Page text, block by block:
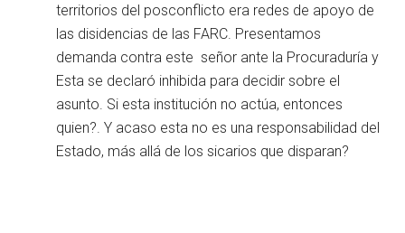
territorios del posconflicto era redes de apoyo de
las disidencias de las FARC. Presentamos
demanda contra este señor ante la Procuraduría y
Esta se declaró inhibida para decidir sobre el
asunto. Si esta institución no actúa, entonces
quien?. Y acaso esta no es una responsabilidad del
Estado, más allá de los sicarios que disparan?